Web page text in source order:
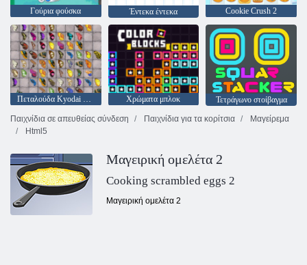
Γούρια φούσκα Έντεκα έντεκα Cookie Crush 2
Πεταλούδα Kyodai HD Χρώματα μπλοκ
Τετράγωνο στοίβαγμα
Παιχνίδια σε απευθείας σύνδεση
Παιχνίδια για τα κορίτσια
Μαγείρεμα
Html5
Μαγειρική ομελέτα 2
Cooking scrambled eggs 2
Μαγειρική ομελέτα 2